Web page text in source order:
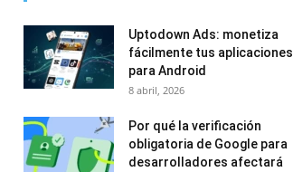
Uptodown Ads: monetiza
fácilmente tus aplicaciones
para Android
8 abril, 2026
Por qué la verificación
obligatoria de Google para
desarrolladores afectará